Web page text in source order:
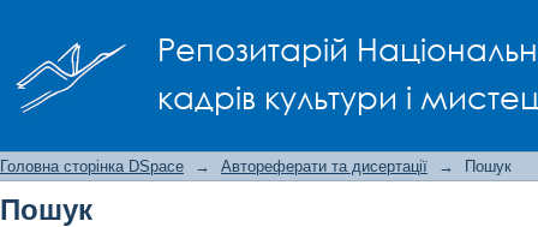
Репозитарій
кадрів культури і
Головна сторінка DSpace → Автореферати та дисертації → Пошук
Пошук